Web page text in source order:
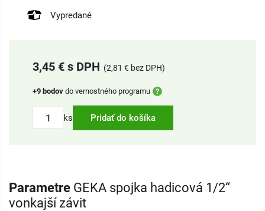
Vypredané
3,45 € s DPH (2,81 € bez DPH)
+9 bodov do vernostného programu
ks Pridať do košíka
Parametre GEKA spojka hadicová 1/2“
vonkajší závit